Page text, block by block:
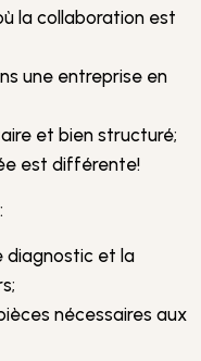
la collaboration est
une entreprise en
et bien structuré;
est différente!
diagnostic et la
nécessaires aux